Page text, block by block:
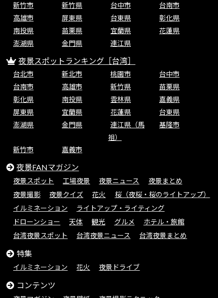
新竹市
新竹県 台中市
台南市
高雄市
屏東県 台東県
彰化県
南投県
苗栗県 宜蘭県
花蓮県
澎湖県
金門県 連江県
夜景スポットランキング［台湾］
台北市 新北市 桃園市
台中市
台南市
高雄市 新竹県
苗栗県
彰化県
南投県 雲林県
嘉義県
屏東県
宜蘭県 花蓮県
台東県
澎湖県
金門県
連江県（馬
祖）
基隆市
新竹市 嘉義市
夜景FANマガジン
夜景スポット 工場夜景 夜景ニュース
夜景まとめ
夜景撮影
夜景クイズ 花火
桜（夜桜・桜のライトアップ）
イルミネーション
ライトアップ・ライティング
ドローンショー
天体 観光 グルメ
ホテル・旅館
台湾夜景スポット
台湾夜景ニュース 台湾夜景まとめ
特集
イルミネーション 花火 夜景ドライブ
コンテンツ